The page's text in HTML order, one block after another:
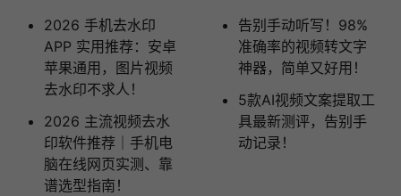
2026 手机去水印
APP 实用推荐：安卓
苹果通用，图片视频
去水印不求人！
2026 主流视频去水
印软件推荐｜手机电
脑在线网页实测、靠
谱选型指南！
告别手动听写！98%
准确率的视频转文字
神器，简单又好用！
5款AI视频文案提取工
具最新测评，告别手
动记录！